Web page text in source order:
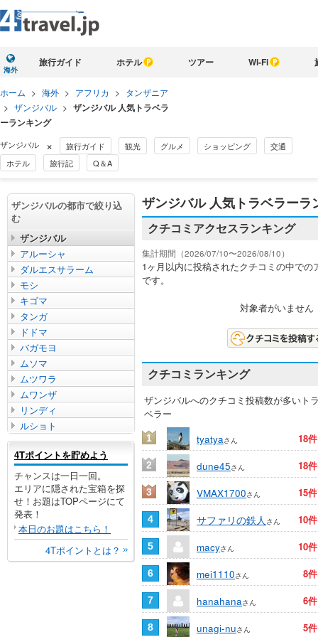
海外
旅行ガイド ホテル ツアー Wi-Fi
ホーム > 海外 > アフリカ > タンザニア
> ザンジバル > ザンジバル 人気トラベラ
ーランキング
ザンジバル × 旅行ガイド 観光 グルメ ショッピング
交通
ホテル
旅行記 Q＆A
ザンジバル 人気トラベラーラ
クチコミアクセスランキング
集計期間（2026/07/10〜2026/08/10）
1ヶ月以内に投稿されたクチコミの中での
です。
対象者がいません
クチコミランキング
ザンジバルへのクチコミ投稿数が多いト
ベラー
1 tyatyaさん 18件
2 dune45さん 18件
3 VMAX1700さん 15件
4 サファリの鉄人 さん 10件
5 macyさん 10件
6 mei1110さん 8件
7 hanahanaさん 6件
8 unagi-nuさん 5件
ザンジバルの都市で絞り込
む
ザンジバル
アルーシャ
ダルエスサラーム
モシ
キゴマ
タンガ
ドドマ
バガモヨ
ムソマ
ムツワラ
ムワンザ
リンディ
ルショト
4Tポイントを貯めよう
チャンスは一日一回。
エリアに隠された宝箱を探
せ！お題はTOPページにて
発表！
本日のお題はこちら！
4Tポイントとは？